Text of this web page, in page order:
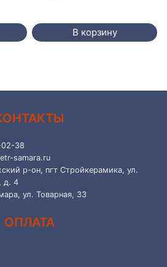
В корзину
02-38
samara.ru
р-он, пгт Стройкерамика, ул.
д. 4
ул. Товарная, 33
ОПЛАТА